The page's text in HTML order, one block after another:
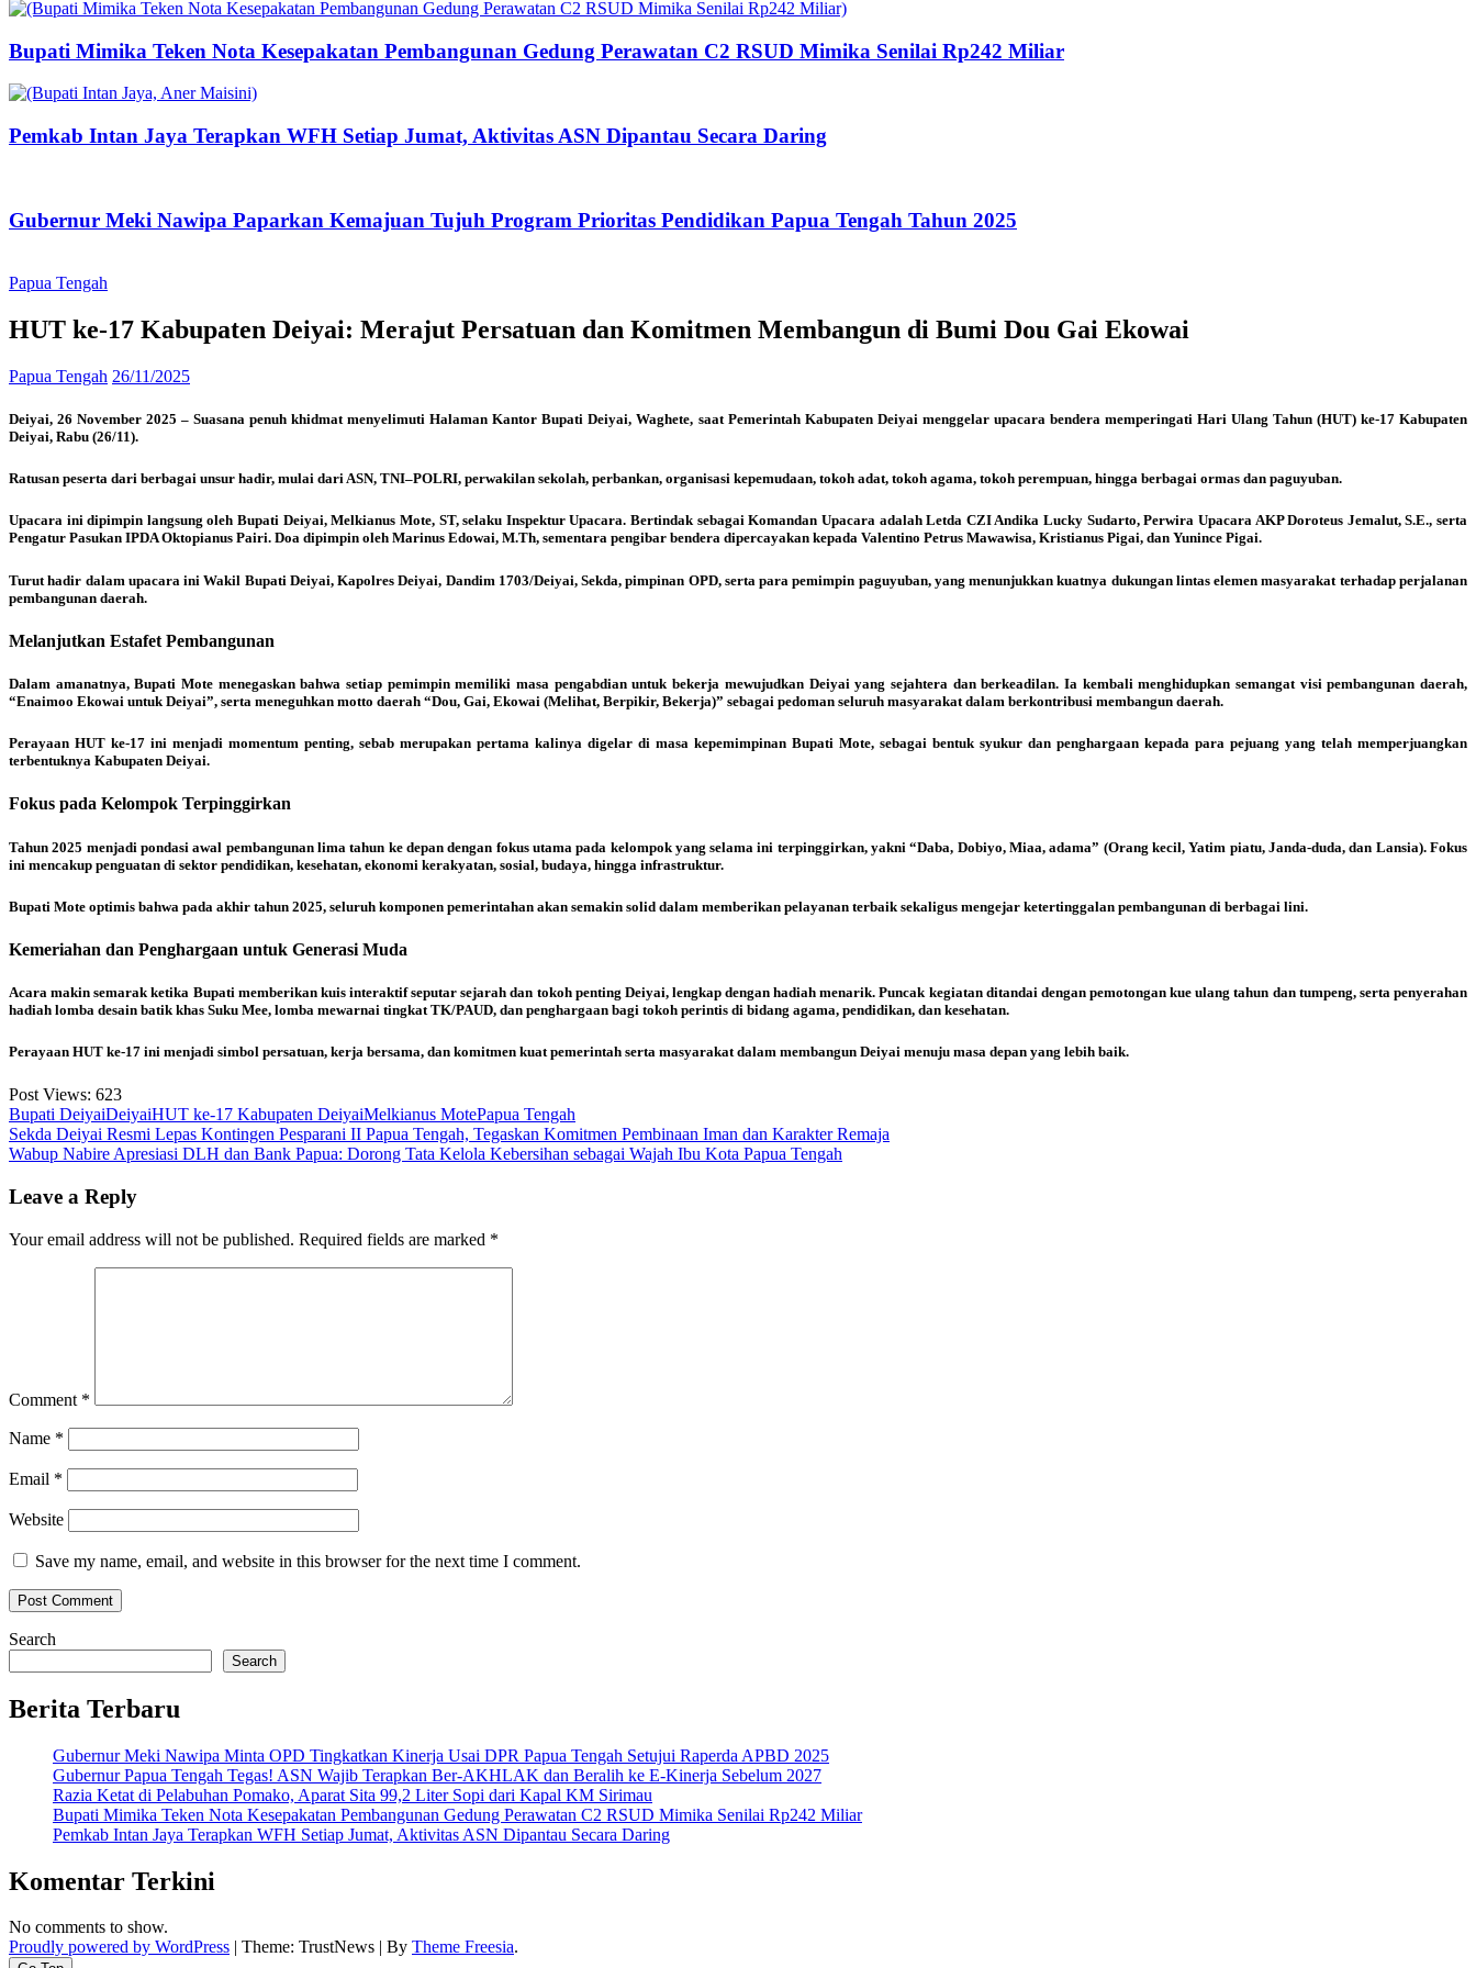
Bupati Mimika Teken Nota Kesepakatan Pembangunan Gedung Perawatan C2 RSUD Mimika Senilai Rp242 Miliar
Pemkab Intan Jaya Terapkan WFH Setiap Jumat, Aktivitas ASN Dipantau Secara Daring
Gubernur Meki Nawipa Paparkan Kemajuan Tujuh Program Prioritas Pendidikan Papua Tengah Tahun 2025
Papua Tengah
HUT ke-17 Kabupaten Deiyai: Merajut Persatuan dan Komitmen Membangun di Bumi Dou Gai Ekowai
Papua Tengah 26/11/2025
Deiyai, 26 November 2025 – Suasana penuh khidmat menyelimuti Halaman Kantor Bupati Deiyai, Waghete, saat Pemerintah Kabupaten Deiyai menggelar upacara bendera memperingati Hari Ulang Tahun (HUT) ke-17 Kabupaten
Deiyai, Rabu (26/11).
Ratusan peserta dari berbagai unsur hadir, mulai dari ASN, TNI–POLRI, perwakilan sekolah, perbankan, organisasi kepemudaan, tokoh adat, tokoh agama, tokoh perempuan, hingga berbagai ormas dan paguyuban.
Upacara ini dipimpin langsung oleh Bupati Deiyai, Melkianus Mote, ST, selaku Inspektur Upacara. Bertindak sebagai Komandan Upacara adalah Letda CZI Andika Lucky Sudarto, Perwira Upacara AKP Doroteus Jemalut, S.E., serta
Pengatur Pasukan IPDA Oktopianus Pairi. Doa dipimpin oleh Marinus Edowai, M.Th, sementara pengibar bendera dipercayakan kepada Valentino Petrus Mawawisa, Kristianus Pigai, dan Yunince Pigai.
Turut hadir dalam upacara ini Wakil Bupati Deiyai, Kapolres Deiyai, Dandim 1703/Deiyai, Sekda, pimpinan OPD, serta para pemimpin paguyuban, yang menunjukkan kuatnya dukungan lintas elemen masyarakat terhadap perjalanan
pembangunan daerah.
Melanjutkan Estafet Pembangunan
Dalam amanatnya, Bupati Mote menegaskan bahwa setiap pemimpin memiliki masa pengabdian untuk bekerja mewujudkan Deiyai yang sejahtera dan berkeadilan. Ia kembali menghidupkan semangat visi pembangunan daerah,
“Enaimoo Ekowai untuk Deiyai”, serta meneguhkan motto daerah “Dou, Gai, Ekowai (Melihat, Berpikir, Bekerja)” sebagai pedoman seluruh masyarakat dalam berkontribusi membangun daerah.
Perayaan HUT ke-17 ini menjadi momentum penting, sebab merupakan pertama kalinya digelar di masa kepemimpinan Bupati Mote, sebagai bentuk syukur dan penghargaan kepada para pejuang yang telah memperjuangkan
terbentuknya Kabupaten Deiyai.
Fokus pada Kelompok Terpinggirkan
Tahun 2025 menjadi pondasi awal pembangunan lima tahun ke depan dengan fokus utama pada kelompok yang selama ini terpinggirkan, yakni “Daba, Dobiyo, Miaa, adama” (Orang kecil, Yatim piatu, Janda-duda, dan Lansia). Fokus
ini mencakup penguatan di sektor pendidikan, kesehatan, ekonomi kerakyatan, sosial, budaya, hingga infrastruktur.
Bupati Mote optimis bahwa pada akhir tahun 2025, seluruh komponen pemerintahan akan semakin solid dalam memberikan pelayanan terbaik sekaligus mengejar ketertinggalan pembangunan di berbagai lini.
Kemeriahan dan Penghargaan untuk Generasi Muda
Acara makin semarak ketika Bupati memberikan kuis interaktif seputar sejarah dan tokoh penting Deiyai, lengkap dengan hadiah menarik. Puncak kegiatan ditandai dengan pemotongan kue ulang tahun dan tumpeng, serta penyerahan
hadiah lomba desain batik khas Suku Mee, lomba mewarnai tingkat TK/PAUD, dan penghargaan bagi tokoh perintis di bidang agama, pendidikan, dan kesehatan.
Perayaan HUT ke-17 ini menjadi simbol persatuan, kerja bersama, dan komitmen kuat pemerintah serta masyarakat dalam membangun Deiyai menuju masa depan yang lebih baik.
Post Views: 623
Bupati DeiyaiDeiyaiHUT ke-17 Kabupaten DeiyaiMelkianus MotePapua Tengah
Post
navigation
Sekda Deiyai Resmi Lepas Kontingen Pesparani II Papua Tengah, Tegaskan Komitmen Pembinaan Iman dan Karakter Remaja
Wabup Nabire Apresiasi DLH dan Bank Papua: Dorong Tata Kelola Kebersihan sebagai Wajah Ibu Kota Papua Tengah
Leave a Reply
Your email address will not be published. Required fields are marked *
Comment *
Name *
Email *
Website
Save my name, email, and website in this browser for the next time I comment.
Search
Search
Berita Terbaru
Gubernur Meki Nawipa Minta OPD Tingkatkan Kinerja Usai DPR Papua Tengah Setujui Raperda APBD 2025
Gubernur Papua Tengah Tegas! ASN Wajib Terapkan Ber-AKHLAK dan Beralih ke E-Kinerja Sebelum 2027
Razia Ketat di Pelabuhan Pomako, Aparat Sita 99,2 Liter Sopi dari Kapal KM Sirimau
Bupati Mimika Teken Nota Kesepakatan Pembangunan Gedung Perawatan C2 RSUD Mimika Senilai Rp242 Miliar
Pemkab Intan Jaya Terapkan WFH Setiap Jumat, Aktivitas ASN Dipantau Secara Daring
Komentar Terkini
No comments to show.
Proudly powered by WordPress | Theme: TrustNews | By Theme Freesia.